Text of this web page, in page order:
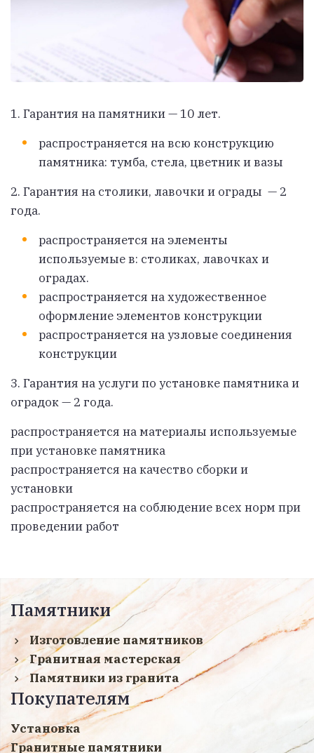
1. Гарантия напамятники — 10 лет.
распространяется на всю конструкцию
памятника: тумба, стела, цветник и вазы
2. Гарантия на столики, лавочки и ограды — 2
года.
распространяется на элементы
используемые в: столиках, лавочках и
оградах.
распространяется на художественное
оформление элементов конструкции
распространяется на узловые соединения
конструкции
3. Гарантия на услуги по установкепамятника и
оградок— 2 года.
распространяется на материалы используемые
при установке памятника
распространяется на качество сборки и
установки
распространяется на соблюдение всех норм при
проведении работ
Памятники
Изготовление памятников
Гранитная мастерская
Памятники из гранита
Покупателям
Установка
Гранитные памятники